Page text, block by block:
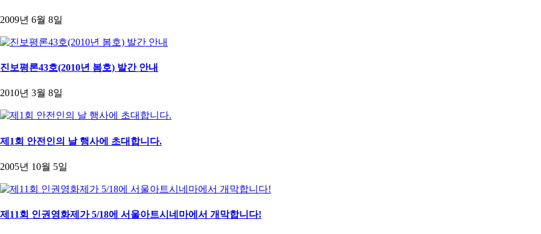
2009년 6월 8일
진보평론43호(2010년 봄호) 발간 안내
2010년 3월 8일
제1회 안전인의 날 행사에 초대합니다.
2005년 10월 5일
제11회 인권영화제가 5/18에 서울아트시네마에서 개막합니다!